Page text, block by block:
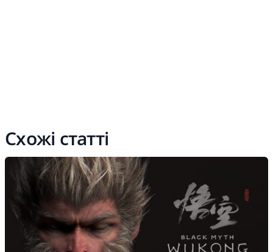
Схожі статті